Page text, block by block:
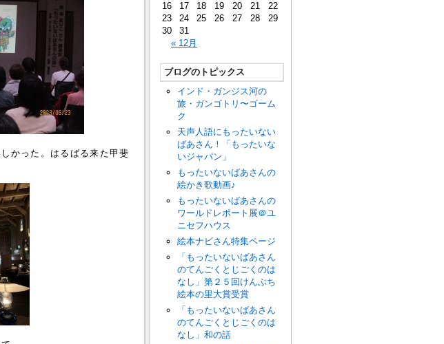
かった。はるばる来た甲斐
« 12月
16
17 18 19 20 21
22
23
24 25 26 27 28
29
30
31
ブログのトピックス
インド・ガンジス河の
旅・ガンゴトリ〜ゴーム
ク
天声人語にもったいない
ばあさん！「もったいな
いジャパン」
もったいないばあさんの
絵かき歌動画♪
もったいないばあさんの
ワールドレポート展＠ユ
ニセフハウス
絵本ナビさん特集ページ
「もったいないばあさん
のてんごくとじごくのは
なし」第２５回けんぶち
絵本の里大賞受賞
「もったいないばあさん
のてんごくとじごくのは
なし」和の話